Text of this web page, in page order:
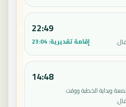
22:49
إقامة تقديرية:23:04
وبداية الخطبة ووقت
14:48